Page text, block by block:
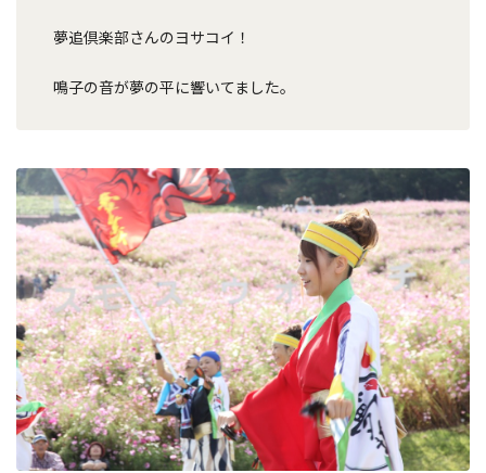
夢追倶楽部さんのヨサコイ！
鳴子の音が夢の平に響いてました。